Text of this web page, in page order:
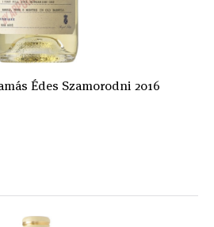
Édes Szamorodni 2016